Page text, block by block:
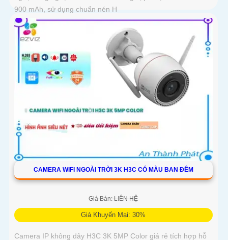
900 mAh, sử dụng chuẩn nén H
CAMERA WIFI NGOÀI TRỜI 3K H3C CÓ MÀU BAN ĐÊM
Giá Bán: LIÊN HỆ
Giá Khuyến Mại: 30%
Camera IP không dây H3C 3K 5MP Color giá rẻ tích hợp hỗ